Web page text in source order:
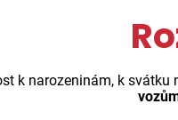
k narozeninám, k